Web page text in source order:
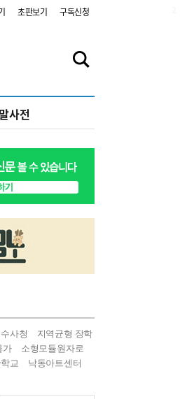
초판보기 구독신청
사전
사청
지역균형 장학
가
소형모듈원자로
교
낙동아트센터